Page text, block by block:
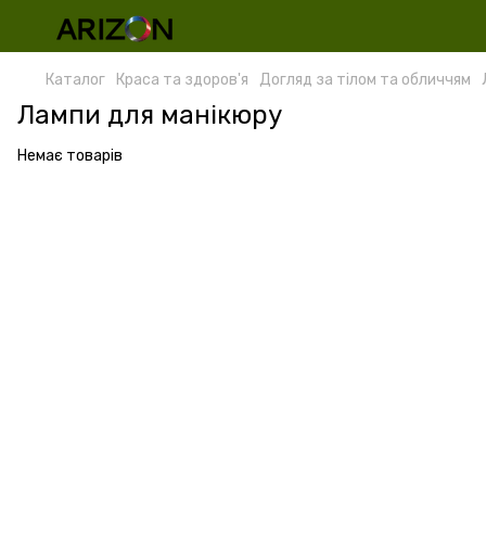
Каталог Краса та здоров'я Догляд за тілом та обличчям
Лампи для манікюру
Немає товарів